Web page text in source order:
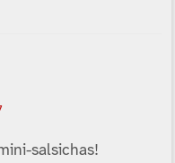
salsichas!